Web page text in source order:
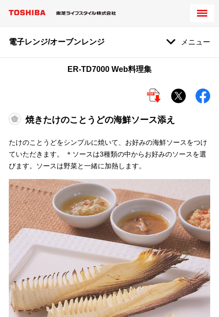
電子レンジ/オーブンレンジ メニュー
ER-TD7000 Web料理集
焼きたけのことうどの海鮮ソース添え
たけのことうどをシンプルに焼いて、お好みの海鮮ソースをつけ
ていただきます。 ＊ソースは3種類の中からお好みのソースを選
びます。ソースは野菜と一緒に加熱します。